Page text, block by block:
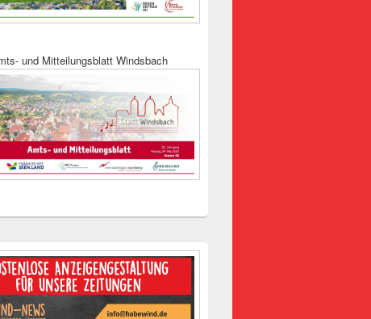
und Mitteilungsblatt Windsbach